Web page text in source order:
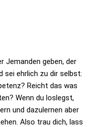
Jemanden geben, der
sei ehrlich zu dir selbst:
Reicht das was
Wenn du loslegst,
und dazulernen aber
Also trau dich, lass